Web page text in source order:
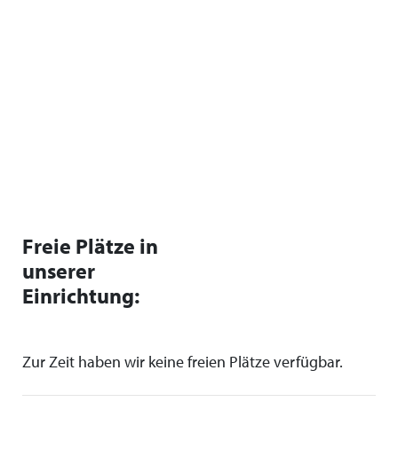
Freie Plätze in
unserer
Einrichtung:
Zur Zeit haben wir keine freien Plätze verfügbar.